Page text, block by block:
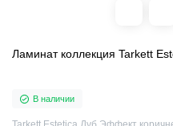
Ламинат коллекция Tarkett
В наличии